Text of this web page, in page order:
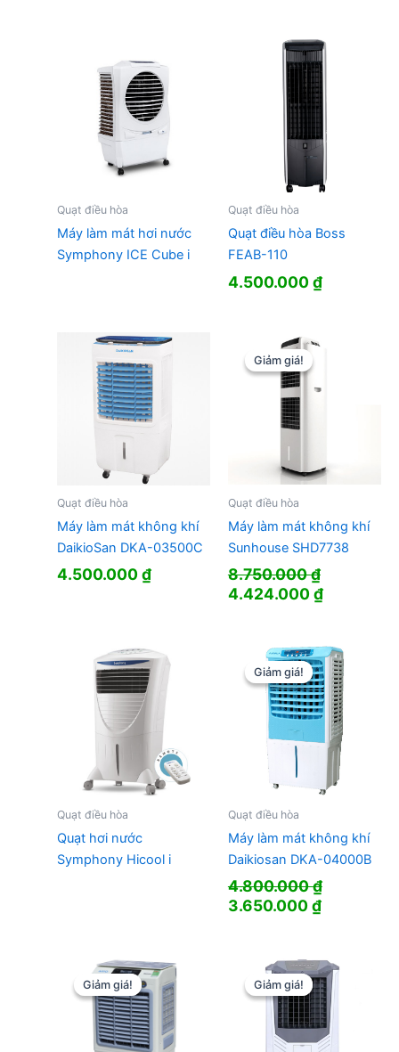
8.900.000 ₫.
Quạt điều hòa
Máy làm mát hơi nước
Symphony ICE Cube i
Quạt điều hòa
Quạt điều hòa Boss
FEAB-110
4.500.000₫
Quạt điều hòa
Máy làm mát không khí
DaikioSan DKA-03500C
4.500.000₫
Giảm giá!
Giảm giá!
Quạt điều hòa
Máy làm mát không khí
Sunhouse SHD7738
8.750.000₫
Giá
8.750.000 ₫.
4.424.000₫Giá
là:
Quạt điều hòa
Quạt hơi nước
Symphony Hicool i
Giảm giá!
Giảm giá!
Quạt điều hòa
Máy làm mát không khí
Daikiosan DKA-04000B
4.800.000₫
Giá
4.800.000 ₫.
3.650.000₫Giá
là:
Giảm giá!
Giảm giá! Giảm giá!
Giảm giá!